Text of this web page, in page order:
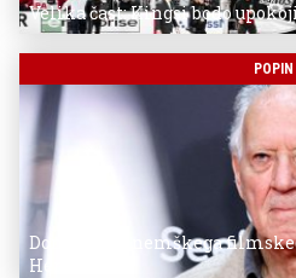
Velika čast: Kingsi bodo
POPIN
Donostia za nemškega
Herzoga